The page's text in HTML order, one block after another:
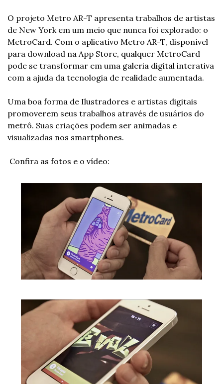
O projeto Metro AR-T apresenta trabalhos de artistas
de New York em um meio que nunca foi explorado: o
MetroCard. Com o aplicativo Metro AR-T, disponível
para download na App Store, qualquer MetroCard
pode se transformar em uma galeria digital interativa
com a ajuda da tecnologia de realidade aumentada.
Uma boa forma de Ilustradores e artistas digitais
promoverem seus trabalhos através de usuários do
metrô. Suas criações podem ser animadas e
visualizadas nos smartphones.
Confira as fotos e o vídeo: